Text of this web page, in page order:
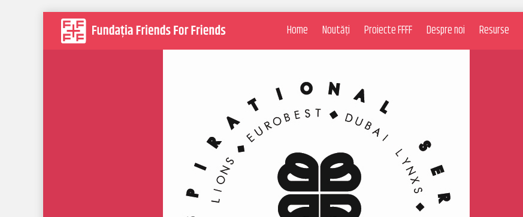
Home Noutăți Proiecte FFFF Despre noi Resurse